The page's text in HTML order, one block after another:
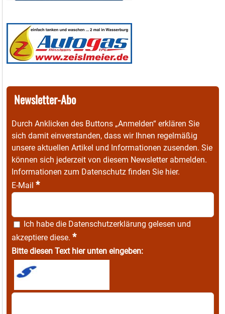
Newsletter-Abo
Durch Anklicken des Buttons „Anmelden“ erklären Sie
sich damit einverstanden, dass wir Ihnen regelmäßig
unsere aktuellen Artikel und Informationen zusenden. Sie
können sich jederzeit von diesem Newsletter abmelden.
Informationen zum Datenschutz finden Sie hier.
E-Mail *
Ich habe die Datenschutzerklärung gelesen und
akzeptiere diese. *
Bitte diesen Text hier unten eingeben: